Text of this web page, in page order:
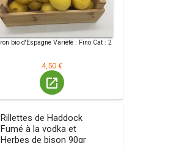
Citron bio d'Espagne Variété : Fino Cat : 2
4,50 €
launch
Rillettes de Haddock
Fumé à la vodka et
Herbes de bison 90gr